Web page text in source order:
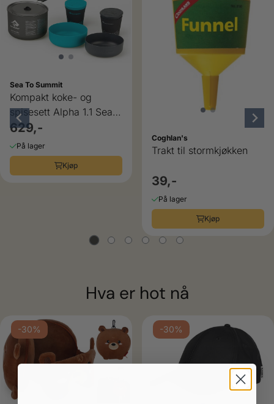
Sea To Summit
Kompakt koke- og
spisesett Alpha 1.1 Sea
to Summit
629,-
På lager
Kjøp
Coghlan's
Trakt til stormkjøkken
39,-
På lager
Kjøp
Hva er hot nå
-30% -30%